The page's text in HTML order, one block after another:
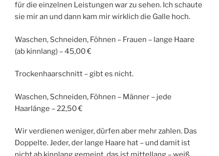
für die einzelnen Leistungen war zu sehen. Ich schaute
sie mir an und dann kam mir wirklich die Galle hoch.
Waschen, Schneiden, Föhnen – Frauen – lange Haare
(ab kinnlang) – 45,00 €
Trockenhaarschnitt – gibt es nicht.
Waschen, Schneiden, Föhnen – Männer – jede
Haarlänge – 22,50 €
Wir verdienen weniger, dürfen aber mehr zahlen. Das
Doppelte. Jeder, der lange Haare hat – und damit ist